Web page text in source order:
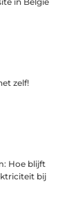
zelf!
Hoe blijft
bij